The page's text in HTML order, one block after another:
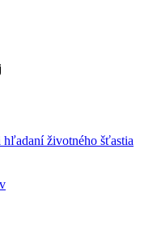
hľadaní životného šťastia